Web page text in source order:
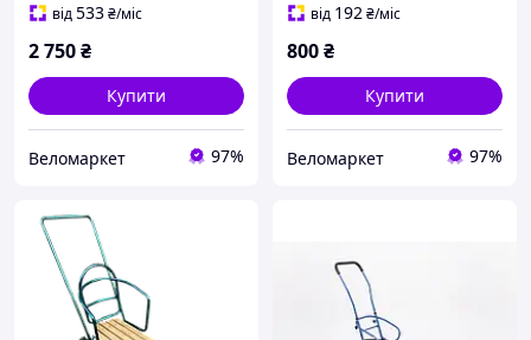
від533₴/міс
2 750₴
Купити
Веломаркет 97%
від 192₴/міс
800₴
Купити
Веломаркет 97%